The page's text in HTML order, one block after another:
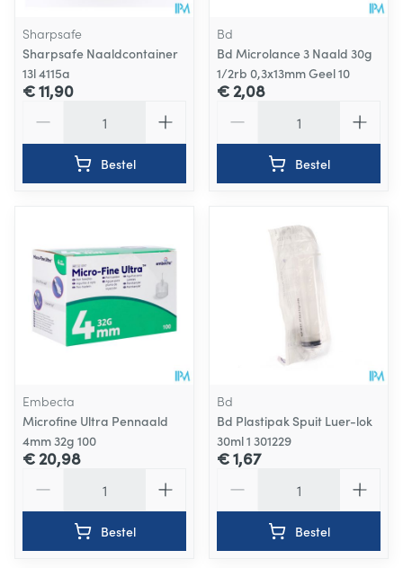
Sharpsafe
Sharpsafe Naaldcontainer
13l 4115a
€ 11,90
Bestel
Bd
Bd Microlance 3 Naald 30g
1/2rb 0,3x13mm Geel 10
€ 2,08
Bestel
Embecta
Microfine Ultra Pennaald
4mm 32g 100
€ 20,98
Bestel
Bd
Bd Plastipak Spuit Luer-lok
30ml 1 301229
€ 1,67
Bestel